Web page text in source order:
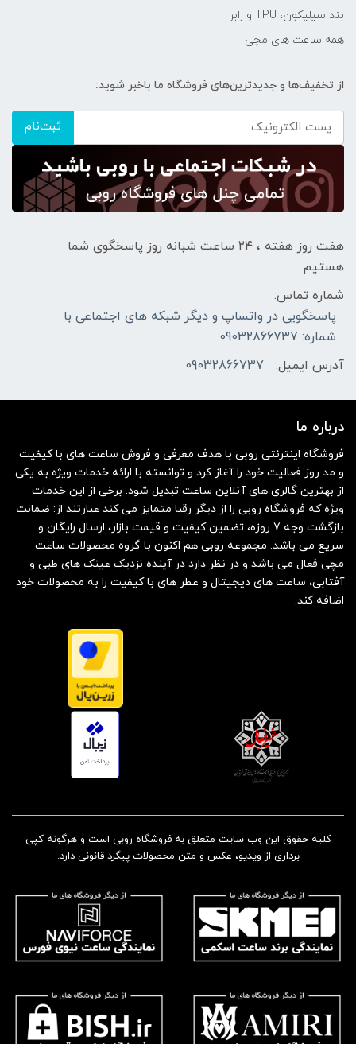
بند سیلیکون، TPU و رابر
همه ساعت های مچی
از تخفیف‌ها و جدیدترین‌های فروشگاه ما باخبر شوید:
ثبت‌نام
هفت روز هفته ، ۲۴ ساعت شبانه‌ روز پاسخگوی شما
هستیم
شماره تماس:
پاسخگویی در واتساپ و دیگر شبکه های اجتماعی با
شماره: 09032866737
آدرس ایمیل:
09032866737
درباره ما
فروشگاه اینترنتی روبی با هدف معرفی و فروش ساعت های با کیفیت
و مد روز فعالیت خود را آغاز کرد و توانسته با ارائه خدمات ویژه به یکی
از بهترین گالری های آنلاین ساعت تبدیل شود. برخی از این خدمات
ویژه که فروشگاه روبی را از دیگر رقبا متمایز می کند عبارتند از: ضمانت
بازگشت وجه 7 روزه، تضمین کیفیت و قیمت بازار، ارسال رایگان و
سریع می باشد. مجموعه روبی هم اکنون با گروه محصولات ساعت
مچی فعال می باشد و در نظر دارد در آینده نزدیک عینک های طبی و
آفتابی، ساعت های دیجیتال و عطر های با کیفیت را به محصولات خود
اضافه کند.
کلیه حقوق این وب سایت متعلق به فروشگاه روبی است و هرگونه کپی
برداری از ویدیو، عکس و متن محصولات پیگرد قانونی دارد.